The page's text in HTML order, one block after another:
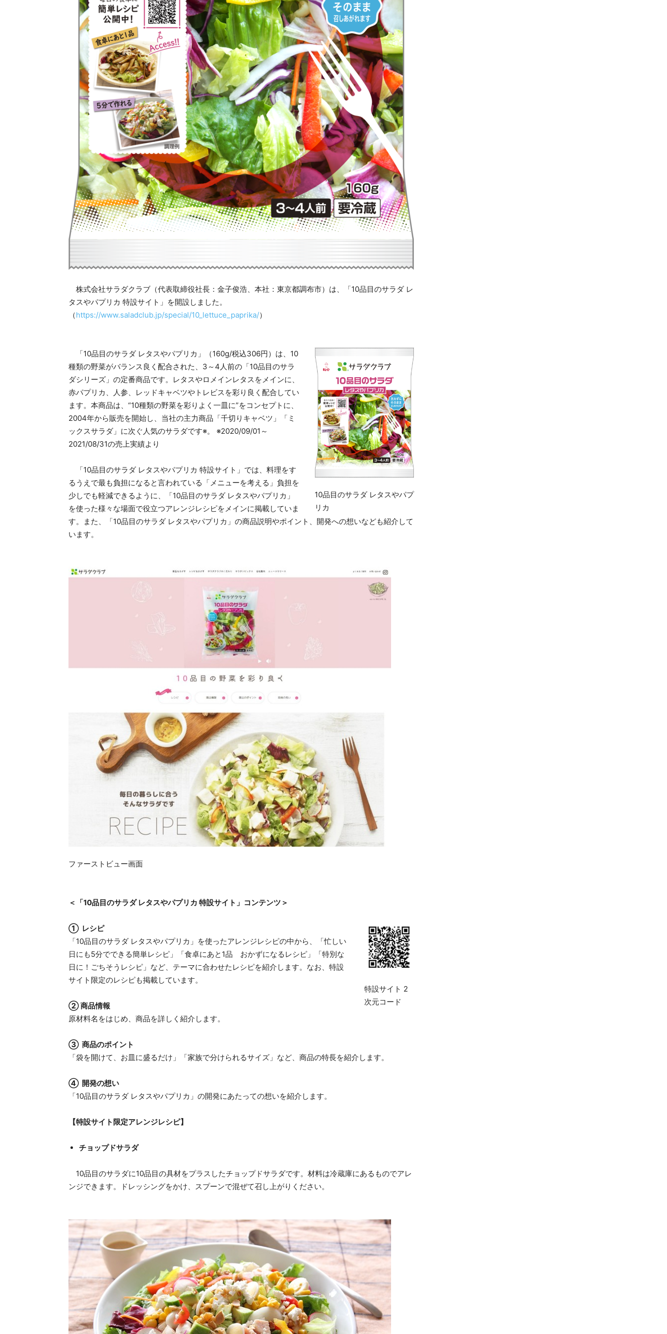
株式会社サラダクラブ（代表取締役社長：金子俊浩、本社：東京都調布市）は、「10品目のサラダ レ
タスやパプリカ 特設サイト」を開設しました。
（https://www.saladclub.jp/special/10_lettuce_paprika/）
10品目のサラダ レタスやパプ
リカ
「10品目のサラダ レタスやパプリカ」（160g/税込306円）は、10
種類の野菜がバランス良く配合された、3～4人前の「10品目のサラ
ダシリーズ」の定番商品です。レタスやロメインレタスをメインに、
赤パプリカ、人参、レッドキャベツやトレビスを彩り良く配合してい
ます。本商品は、“10種類の野菜を彩りよく一皿に”をコンセプトに、
2004年から販売を開始し、当社の主力商品「千切りキャベツ」「ミ
ックスサラダ」に次ぐ人気のサラダです※。 ※2020/09/01～
2021/08/31の売上実績より
「10品目のサラダ レタスやパプリカ 特設サイト」では、料理をす
るうえで最も負担になると言われている「メニューを考える」負担を
少しでも軽減できるように、「10品目のサラダ レタスやパプリカ」
を使った様々な場面で役立つアレンジレシピをメインに掲載していま
す。また、「10品目のサラダ レタスやパプリカ」の商品説明やポイント、開発への想いなども紹介して
います。
ファーストビュー画面
＜「10品目のサラダ レタスやパプリカ 特設サイト」コンテンツ＞
特設サイト 2
次元コード
① レシピ
「10品目のサラダ レタスやパプリカ」を使ったアレンジレシピの中から、「忙しい
日にも5分でできる簡単レシピ」「食卓にあと1品 おかずになるレシピ」「特別な
日に！ごちそうレシピ」など、テーマに合わせたレシピを紹介します。なお、特設
サイト限定のレシピも掲載しています。
② 商品情報
原材料名をはじめ、商品を詳しく紹介します。
③ 商品のポイント
「袋を開けて、お皿に盛るだけ」「家族で分けられるサイズ」など、商品の特長を紹介します。
④ 開発の想い
「10品目のサラダ レタスやパプリカ」の開発にあたっての想いを紹介します。
【特設サイト限定アレンジレシピ】
チョップドサラダ
10品目のサラダに10品目の具材をプラスしたチョップドサラダです。材料は冷蔵庫にあるものでアレ
ンジできます。ドレッシングをかけ、スプーンで混ぜて召し上がりください。